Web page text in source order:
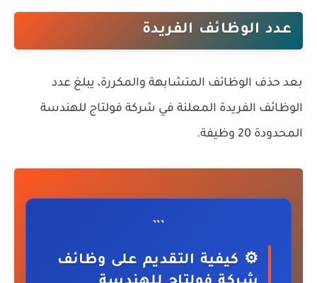
عدد الوظائف الفريدة
بعد حذف الوظائف المتشابهة والمكررة، يبلغ عدد
الوظائف الفريدة المعلنة في شركة فولتاج للهندسة
المحدودة 20 وظيفة .
```
⚙️ كيفية التقديم على وظائف